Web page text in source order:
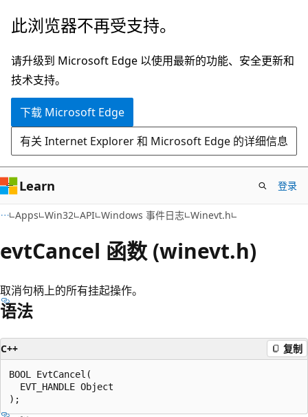
跳
主
要
内
此浏览器不再受支持。
请升级到 Microsoft Edge 以使用最新的功能、安全更新和
技术支持。
下载 Microsoft Edge
有关 Internet Explorer 和 Microsoft Edge 的详细信息
Learn 登录
Apps Win32 API Windows 事件日志 Winevt.h
evtCancel 函数 (winevt.h)
取消句柄上的所有挂起操作。
语法
C++ 复制
BOOL EvtCancel(
  EVT_HANDLE Object